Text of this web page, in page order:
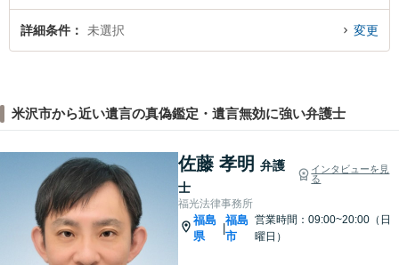
詳細条件 未選択 変更
米沢市から近い遺言の真偽鑑定・遺言無効に強い弁護士
佐藤 孝明 弁護
士
インタビューを見
る
福光法律事務所
福島
県
|
福島
市
営業時間：09:00~20:00（日
曜日）